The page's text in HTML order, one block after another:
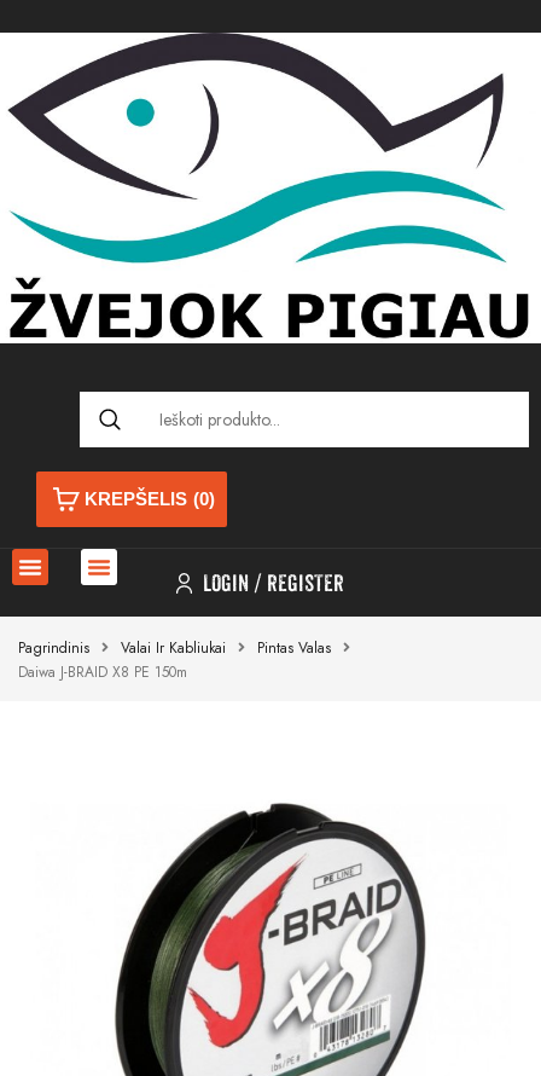
KREPŠELIS (0)
LOGIN REGISTER
Pagrindinis Valai Ir Kabliukai
Pintas Valas
Daiwa J-BRAID X8 PE 150m